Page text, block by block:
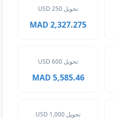
تحويل 250 USD
2,327.275 MAD
تحويل 600 USD
5,585.46 MAD
تحويل 1,000 USD